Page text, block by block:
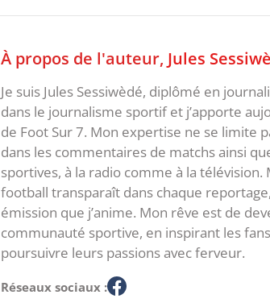
À propos de l'auteur, Jules
Je suis Jules Sessiwèdé, diplômé en
dans le journalisme sportif et j’apporte
de Foot Sur 7. Mon expertise ne se limite
dans les commentaires de matchs ainsi
sportives, à la radio comme à la
football transparaît dans chaque
émission que j’anime. Mon rêve est de
communauté sportive, en inspirant les
poursuivre leurs passions avec ferveur.
Réseaux sociaux :